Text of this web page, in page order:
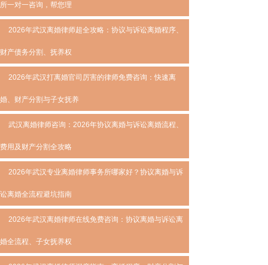
所一对一咨询，帮您理
2026年武汉离婚律师超全攻略：协议与诉讼离婚程序、
财产债务分割、抚养权
2026年武汉打离婚官司厉害的律师免费咨询：快速离
婚、财产分割与子女抚养
武汉离婚律师咨询：2026年协议离婚与诉讼离婚流程、
费用及财产分割全攻略
2026年武汉专业离婚律师事务所哪家好？协议离婚与诉
讼离婚全流程避坑指南
2026年武汉离婚律师在线免费咨询：协议离婚与诉讼离
婚全流程、子女抚养权